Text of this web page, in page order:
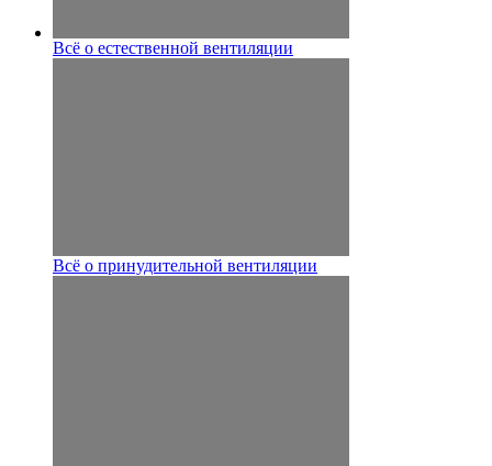
Всё о естественной вентиляции
Всё о принудительной вентиляции